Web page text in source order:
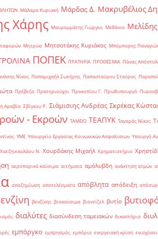
Μάλαμα Κυριακή Μάρδας Δ. Μακρυβέλιος
Χάρης Μαυρομμάτης Γιώργος Μεθάνιο
Μητρώο Μητσοτάκης Κυριάκος Μπόμπορης
ΠΟΠΕΚ ΠΡΑΤΗΡΙΑ ΠΡΟΘΕΣΜΙΑ Πάνας
Νίκος Παπαμιχαήλ Σωτήρης Παπασταύρου Σταύρος
Πρέβεζα Πρατηριούχοι Προκοπίου Γ. Πρωθυπουργό
Αραβία Σβίγκου Ρ. Σιάμισιης Ανδρέας Σκρέκας
- Εκροών ΤΑΜΕΙΟ ΤΕΑΠΥΚ Ταγαράς Νίκος
ΥΜΕ Υπουργείο Εργασίας Κοινωνικών Ασφαλίσεων Υπουργό
Χατζηνικολάου Ν. Χουρδάκης Μιχαήλ Χρηματιστήριο
αεροπορικά καύσιμα αιτήματα αμόλυβδη ανάκτηση ατμών
αποζημίωση αποτελέσματα απόβλητα απόδειξη
βενζίνης βιοκαύσιμα βιοντίζελ βυτίο
διαλύτες διασύνδεση ταμειακών δικαστήριο
εμπάργκο εμπρησμός εμπόριο ενεργειακή κρίση